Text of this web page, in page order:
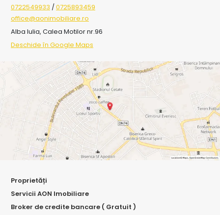
0722549933 /0725893459
office@aonimobiliare.ro
Alba Iulia, Calea Motilor nr.96
Deschide în Google Maps
Proprietăți
Servicii AON Imobiliare
Broker de credite bancare ( Gratuit )